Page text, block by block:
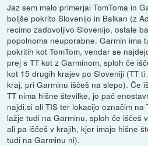
Jaz sem malo primerjal TomToma in
boljše pokrito Slovenijo in Balkan (z
recimo zadovoljivo Slovenijo, ostale
popolnoma neuporabne. Garmin ima
pokritih kot TomTom, vendar se
prej s TT kot z Garminom, sploh če
kot 15 drugih krajev po Sloveniji (TT
kraj, pri Garminu iščeš na slepo). Če
TT nima hišne številke, jo pač
najdi.si ali TIS ter lokacijo označim na
lažje tudi na Garminu, sploh če iščeš
ali pa iščeš v krajih, kjer imajo hišne
tudi na Garminu ni).